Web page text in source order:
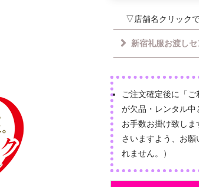
▽店舗名クリック
新宿礼服お渡し
ご注文確定後に「
が欠品・レンタル中
お手数お掛け致し
さいますよう、お
れません。）